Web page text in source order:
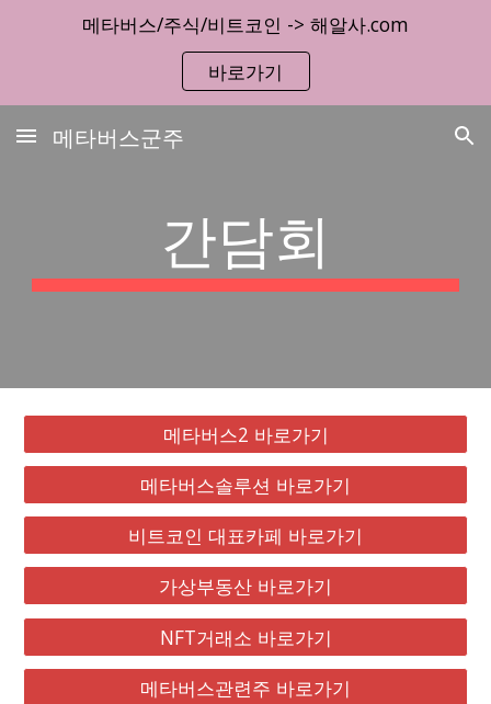
Skip to main content Skip to navigation
메타버스/주식/비트코인 -> 해알사.com
바로가기
메타버스군주
간담회
메타버스2 바로가기
메타버스솔루션 바로가기
비트코인 대표카페 바로가기
가상부동산 바로가기
NFT거래소 바로가기
메타버스관련주 바로가기